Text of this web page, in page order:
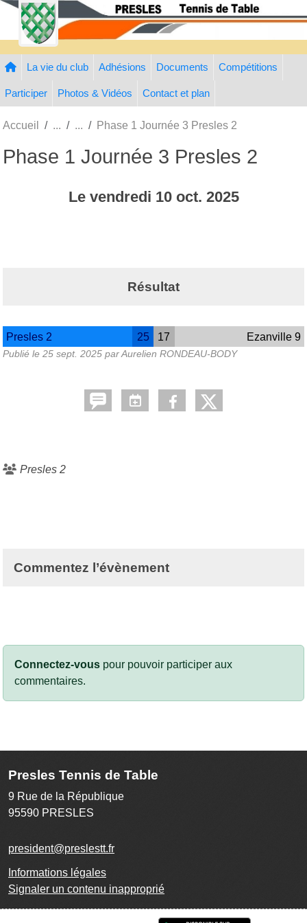
La vie du club Adhésions Documents Compétitions
Participer Photos & Vidéos Contact et plan
Accueil Phase 1 Journée 3 Presles 2
Phase 1 Journée 3 Presles 2
Le vendredi 10 oct. 2025
Résultat
Presles 2 25 17 Ezanville 9
Publié le 25 sept. 2025 par Aurelien RONDEAU-BODY
Presles 2
Commentez l’évènement
Connectez-vous pour pouvoir participer aux
commentaires.
Presles Tennis de Table
9 Rue de la République
95590 PRESLES
president@preslestt.fr
Informations légales
Signaler un contenu inapproprié
Panneau de gestion des cookies